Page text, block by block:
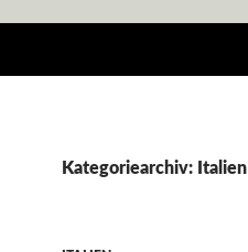
Kategoriearchiv: Italien